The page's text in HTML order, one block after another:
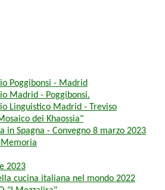
Poggibonsi - Madrid
Madrid - Poggibonsi.
Linguistico Madrid - Treviso
dei Khaossia"
in Spagna - Convegno 8 marzo 2023
2023
cucina italiana nel mondo 2022